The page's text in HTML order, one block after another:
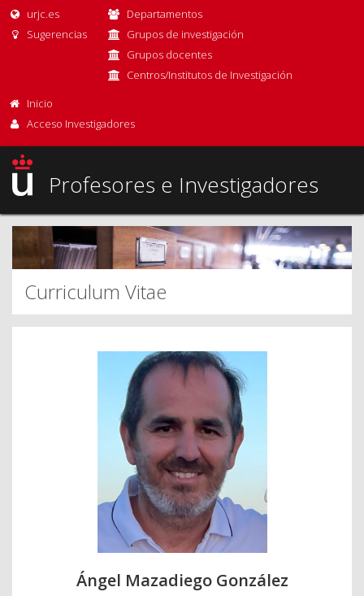
urjc.es
Sugerencias
Departamentos
Grupos de investigación
Grupos docentes
Centros/Institutos de Investigación
Inicio
Acceso Investigadores
Profesores e Investigadores
Curriculum Vitae
Ángel Mazadiego González